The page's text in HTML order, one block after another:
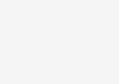
Apeface
Clobber